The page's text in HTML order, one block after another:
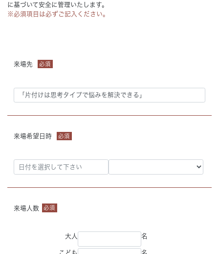
に基づいて安全に管理いたします。
※必須項目は必ずご記入ください。
来場先 必須
来場希望日時 必須
来場人数 必須
大人 名